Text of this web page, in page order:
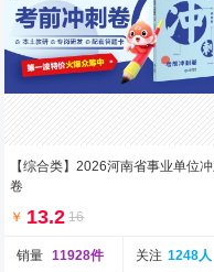
【综合类】2026河南省事业单位冲
卷
￥ 13.2 16
销量 11928件 关注 1248人